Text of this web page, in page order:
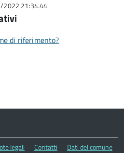
2022 21:34.44
di riferimento?
legali Contatti
Dati del comune